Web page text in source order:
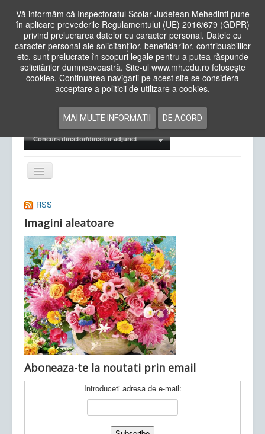
Vă informăm că Inspectoratul Scolar Judetean Mehedinti pune
în aplicare prevederile Regulamentului (UE) 2016/679 (GDPR)
privind prelucrarea datelor cu caracter personal. Datele cu
caracter personal ale solicitanților, beneficiarilor, contribuabililor
etc. sunt prelucrate în scopuri legale pentru a putea răspunde
solicitărilor dumneavoastră. Site-ul www.mh.edu.ro folosește
cookies. Continuarea navigarii pe acest site se considera
acceptare a politicii de utilizare a cookies.
MAI MULTE INFORMATII DE ACORD
Cauta
in
siteAcasa Cadre Didactice
Examene Naționale
Concurs director/director adjunct
Comută
navigarea
Ultimele articole: Vi, 04.11.2022 -Inspectoratul Școlar
Județean Mehedinți
RSS
Imagini aleatoare
Aboneaza-te la noutati prin email
Introduceti adresa de e-mail: